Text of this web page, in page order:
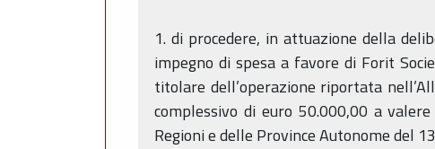
1. di procedere, in attuazione della
impegno di spesa a favore di Forit
titolare dell’operazione riportata
complessivo di euro 50.000,00 a
Regioni e delle Province Autonome del